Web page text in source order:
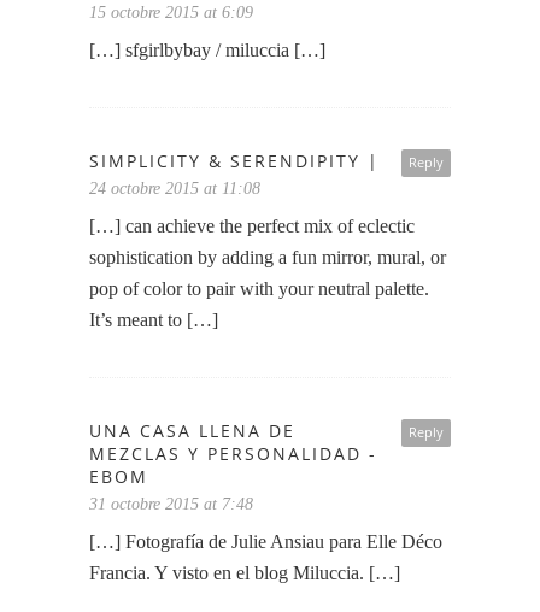
15 octobre 2015 at 6:09
[…] sfgirlbybay / miluccia […]
Reply
SIMPLICITY & SERENDIPITY |
24 octobre 2015 at 11:08
[…] can achieve the perfect mix of eclectic
sophistication by adding a fun mirror, mural, or
pop of color to pair with your neutral palette.
It’s meant to […]
Reply
UNA CASA LLENA DE
MEZCLAS Y PERSONALIDAD -
EBOM
31 octobre 2015 at 7:48
[…] Fotografía de Julie Ansiau para Elle Déco
Francia. Y visto en el blog Miluccia. […]